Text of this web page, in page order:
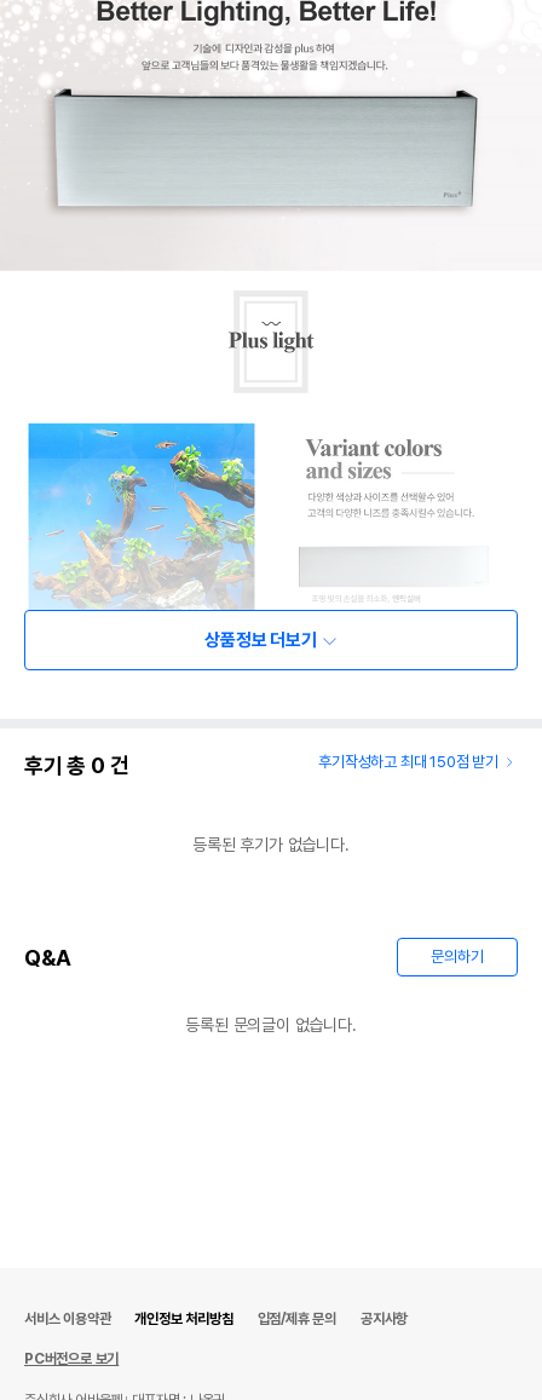
상품정보 더보기
후기 총 0 건 후기작성하고 최대 150점 받기
등록된 후기가 없습니다.
Q&A 문의하기
등록된 문의글이 없습니다.
서비스 이용약관 개인정보 처리방침 입점/제휴 문의 공지사항
PC버전으로 보기